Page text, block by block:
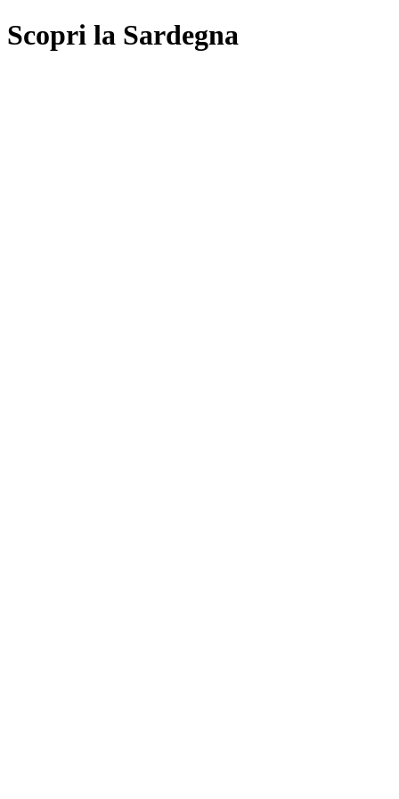
Scopri la Sardegna